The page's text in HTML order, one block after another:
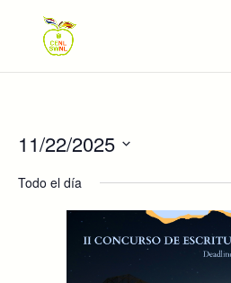
11/22/2025
Todo el día